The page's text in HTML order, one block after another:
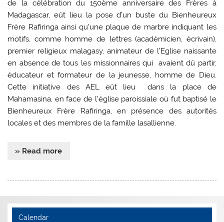
de la célébration du 150ème anniversaire des Frères à
Madagascar, eût lieu la pose d’un buste du Bienheureux
Frère Rafiringa ainsi qu’une plaque de marbre indiquant les
motifs, comme homme de lettres (académicien, écrivain),
premier religieux malagasy, animateur de l’Eglise naissante
en absence de tous les missionnaires qui avaient dû partir,
éducateur et formateur de la jeunesse, homme de Dieu.
Cette initiative des AEL eût lieu dans la place de
Mahamasina, en face de l’église paroissiale où fut baptisé le
Bienheureux Frère Rafiringa, en présence des autorités
locales et des membres de la famille lasallienne.
» Read more
Calendar